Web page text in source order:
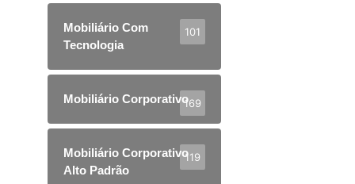
Mobiliário Com
Tecnologia
101
Mobiliário Corporativo169
Mobiliário Corporativo
Alto Padrão
119